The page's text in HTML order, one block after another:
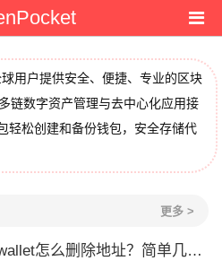
用户提供安全、便捷、专业的区块
链数字资产管理与去中心化应用接
轻松创建和备份钱包，安全存储代
更多 >
怎么删除地址？简单几步教你移除多余钱包